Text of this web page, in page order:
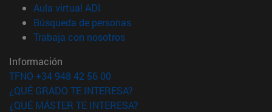
Aula virtual ADI
Búsqueda de personas(abre en nueva ventana)
Trabaja con nosotros(abre en nueva ventana)
Información
TFNO +34 948 42 56 00
¿QUÉ GRADO TE INTERESA?
¿QUÉ MÁSTER TE INTERESA?